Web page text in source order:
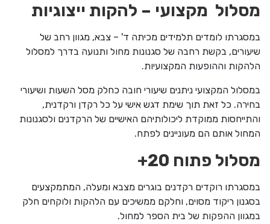
מסלול מקצועי – להקות ייצוגיות
במסגרתו לומדים תלמידים מכיתה ד' – צבא, מגוון רחב של
שיעורים, בקשת רחבה של סגנונות מחול ותנועה בדרך למסלול
הלהקות וההופעות המקצועיות.
במסלול המקצועי ניתנים שיעורי חובה כחלק מסל השעות ושיעורי
בחירה. כל זאת תוך שימת דגש אישי על כל רקדן ורקדנית,
והתייחסות ממוקדת ליכולותיהם האישיים של הרקדנים ולסגנונות
המחול אותם הם מעוניינים לפתח.
מסלול פתוח 20+
במסגרתו רוקדים רקדנים בוגרים מצבא ומעלה, המתמקצעים
בסגנון ריקוד מסוים, וחלקם ממשיכים עם הלהקות ולוקחים חלק
במגוון ההפקות של בית הספר למחול.